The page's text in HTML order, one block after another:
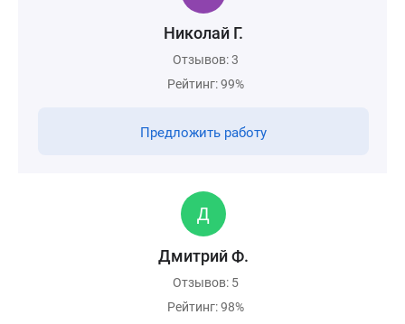
Николай Г.
Отзывов: 3
Рейтинг: 99%
Предложить работу
Дмитрий Ф.
Отзывов: 5
Рейтинг: 98%